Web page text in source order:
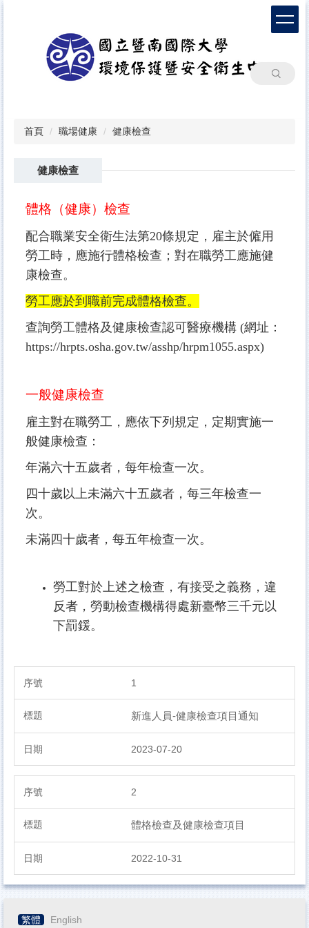
搜尋
首頁 職場健康 健康檢查
健康檢查
體格（健康）檢查
配合職業安全衛生法第20條規定，雇主於僱用
勞工時，應施行體格檢查；對在職勞工應施健
康檢查。
勞工應於到職前完成體格檢查。
查詢勞工體格及健康檢查認可醫療機構 (網址：
https://hrpts.osha.gov.tw/asshp/hrpm1055.aspx)
一般健康檢查
雇主對在職勞工，應依下列規定，定期實施一
般健康檢查：
年滿六十五歲者，每年檢查一次。
四十歲以上未滿六十五歲者，每三年檢查一
次。
未滿四十歲者，每五年檢查一次。
勞工對於上述之檢查，有接受之義務，違
反者，勞動檢查機構得處新臺幣三千元以
下罰鍰。
1
新進人員-健康檢查項目通知
2023-07-20
2
體格檢查及健康檢查項目
2022-10-31
繁體 English